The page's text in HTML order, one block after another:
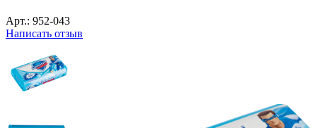
Арт.: 952-043
Написать отзыв